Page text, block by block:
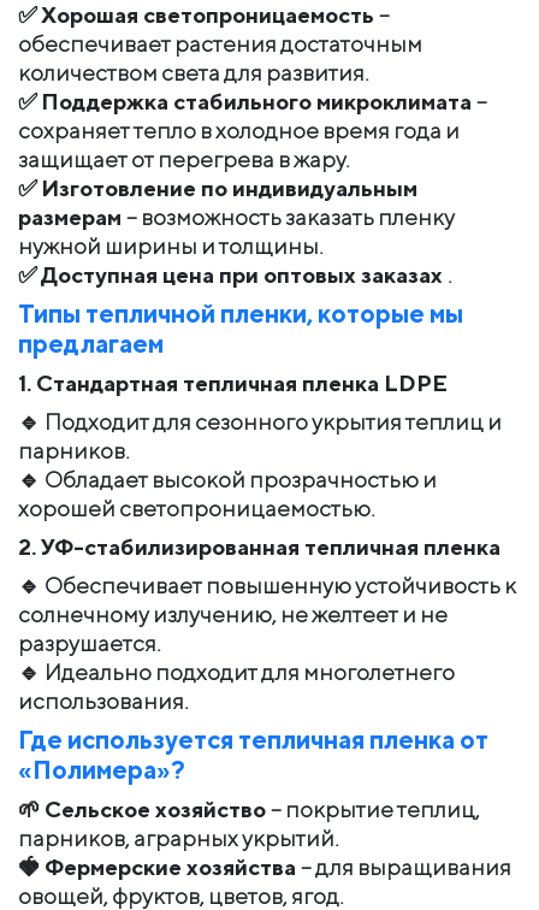
✅Хорошая светопроницаемость –
обеспечивает растения достаточным
количеством света для развития.
✅Поддержка стабильного микроклимата –
сохраняет тепло в холодное время года и
защищает от перегрева в жару.
✅Изготовление по индивидуальным
размерам – возможность заказать пленку
нужной ширины и толщины.
✅Доступная цена при оптовых заказах .
Типы тепличной пленки, которые мы
предлагаем
1. Стандартная тепличная пленка LDPE
🔹 Подходит для сезонного укрытия теплиц и
парников.
🔹 Обладает высокой прозрачностью и
хорошей светопроницаемостью.
2. УФ-стабилизированная тепличная пленка
🔹 Обеспечивает повышенную устойчивость к
солнечному излучению, не желтеет и не
разрушается.
🔹 Идеально подходит для многолетнего
использования.
Где используется тепличная пленка от
«Полимера»?
🌱 Сельское хозяйство– покрытие теплиц,
парников, аграрных укрытий.
🍓 Фермерские хозяйства – для выращивания
овощей, фруктов, цветов, ягод.